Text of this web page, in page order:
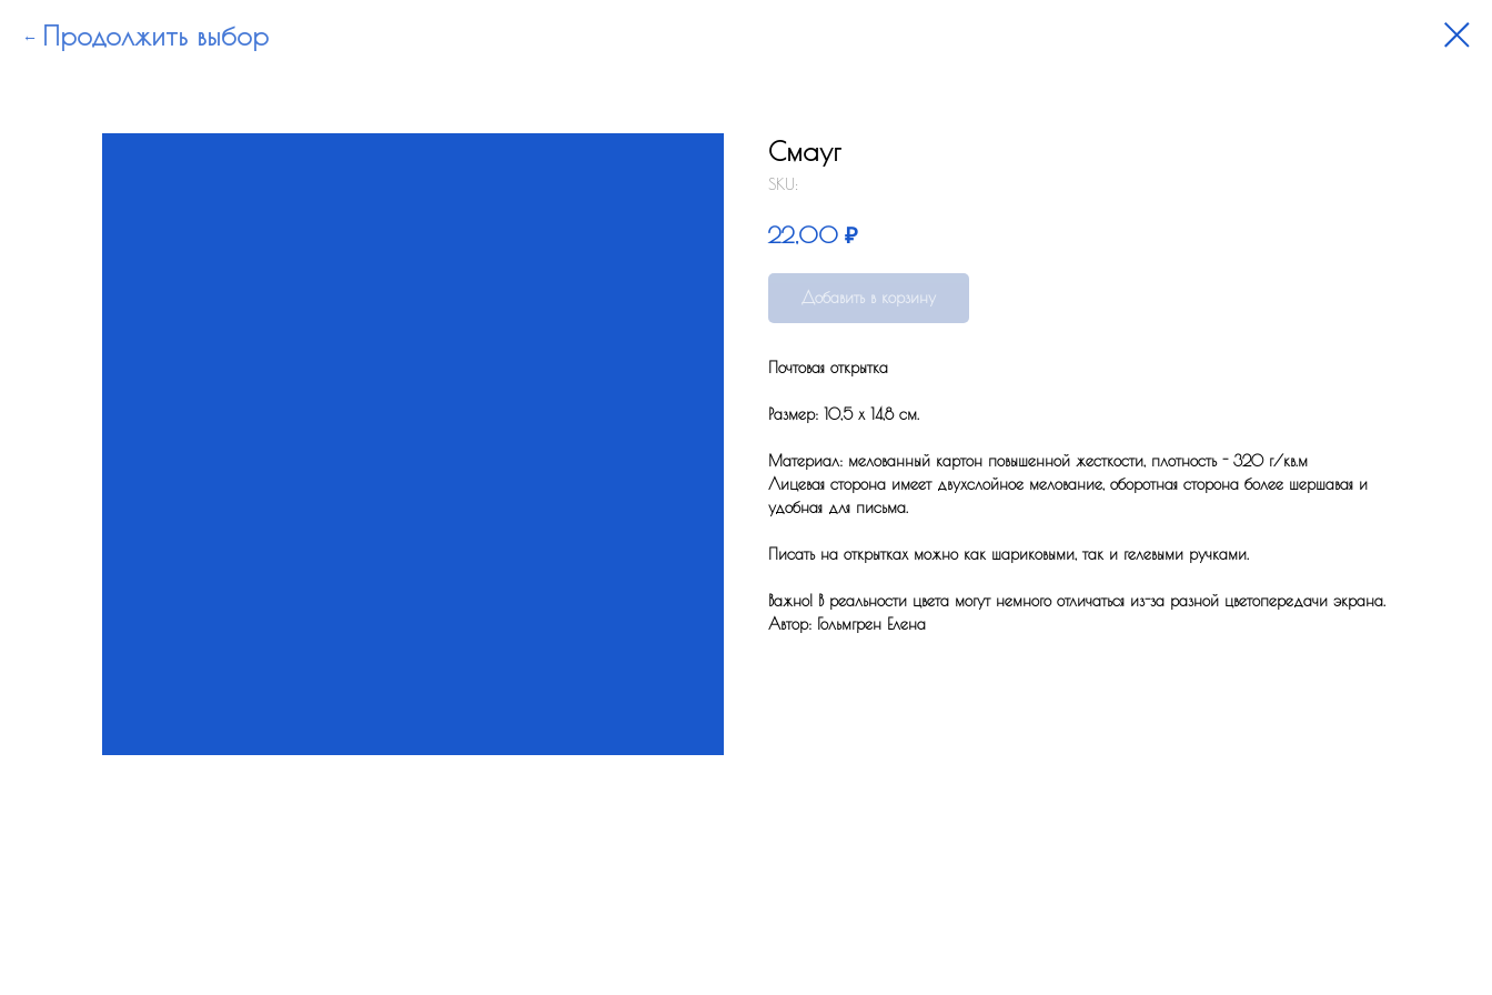
Продолжить выбор
Смауг
SKU:
22,00 ₽
Добавить в корзину
Почтовая открытка
Размер: 10,5 x 14,8 см.
Материал: мелованный картон повышенной жесткости, плотность - 320 г/кв.м
Лицевая сторона имеет двухслойное мелование, оборотная сторона более шершавая и
удобная для письма.
Писать на открытках можно как шариковыми, так и гелевыми ручками.
Важно! В реальности цвета могут немного отличаться из-за разной цветопередачи экрана.
Автор: Гольмгрен Елена